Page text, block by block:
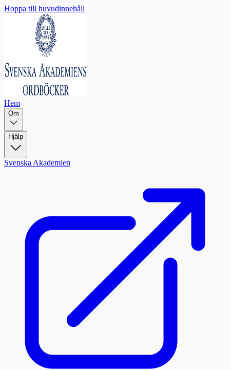
Hoppa till huvudinnehåll
Hem
Om
Hjälp
Svenska Akademien